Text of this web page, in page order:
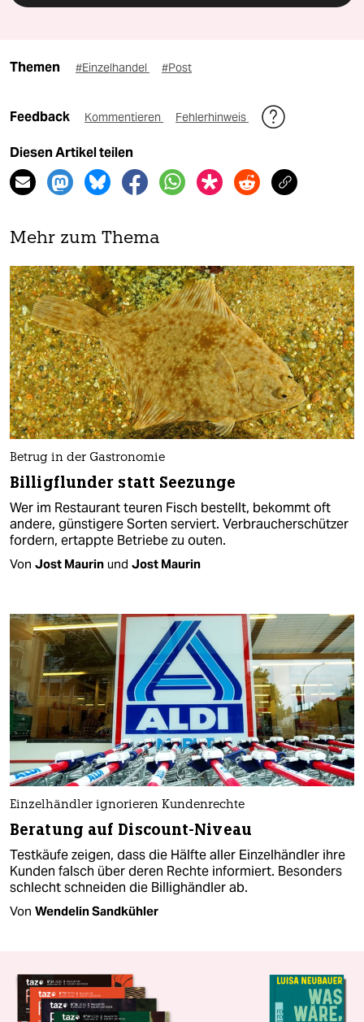
Themen #Einzelhandel #Post
Feedback Kommentieren Fehlerhinweis
Diesen Artikel teilen
Mehr zum Thema
Betrug in der Gastronomie
Billigflunder statt Seezunge
Wer im Restaurant teuren Fisch bestellt, bekommt oft
andere, günstigere Sorten serviert. Verbraucherschützer
fordern, ertappte Betriebe zu outen.
Von Jost Maurin und Jost Maurin
Einzelhändler ignorieren Kundenrechte
Beratung auf Discount-Niveau
Testkäufe zeigen, dass die Hälfte aller Einzelhändler ihre
Kunden falsch über deren Rechte informiert. Besonders
schlecht schneiden die Billighändler ab.
Von Wendelin Sandkühler